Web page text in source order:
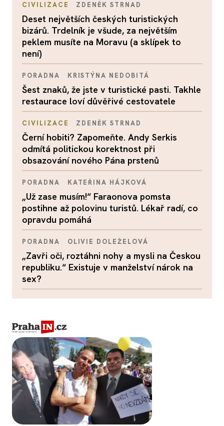
CIVILIZACE ZDENĚK STRNAD
Deset největších českých turistických
bizárů. Trdelník je všude, za největším
peklem musíte na Moravu (a sklípek to
není)
PORADNA KRISTÝNA NEDOBITÁ
Šest znaků, že jste v turistické pasti. Takhle
restaurace loví důvěřivé cestovatele
CIVILIZACE ZDENĚK STRNAD
Černí hobiti? Zapomeňte. Andy Serkis
odmítá politickou korektnost při
obsazování nového Pána prstenů
PORADNA KATEŘINA HÁJKOVÁ
„Už zase musím!“ Faraonova pomsta
postihne až polovinu turistů. Lékař radí, co
opravdu pomáhá
PORADNA OLIVIE DOLEŽELOVÁ
„Zavři oči, roztáhni nohy a mysli na Českou
republiku.“ Existuje v manželství nárok na
sex?